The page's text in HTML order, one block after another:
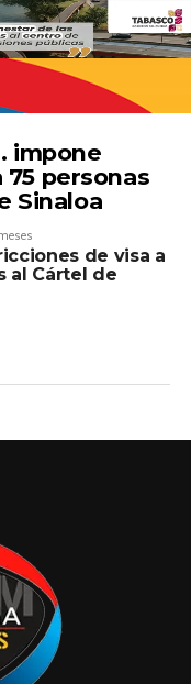
impone
personas
Sinaloa
de visa a
al Cártel de